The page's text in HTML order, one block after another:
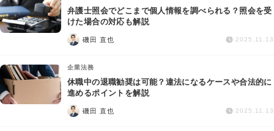
債務整理
交通事故
AI Search Premium
掲載をご検討の弁護士の方へ
弁護士照会でどこまで個人情報を調べられる？照会を受
けた場合の対応も解説
磯田 直也 2025.11.13
企業法務
休職中の退職勧奨は可能？違法になるケースや合法的に
進めるポイントを解説
磯田 直也 2025.11.13